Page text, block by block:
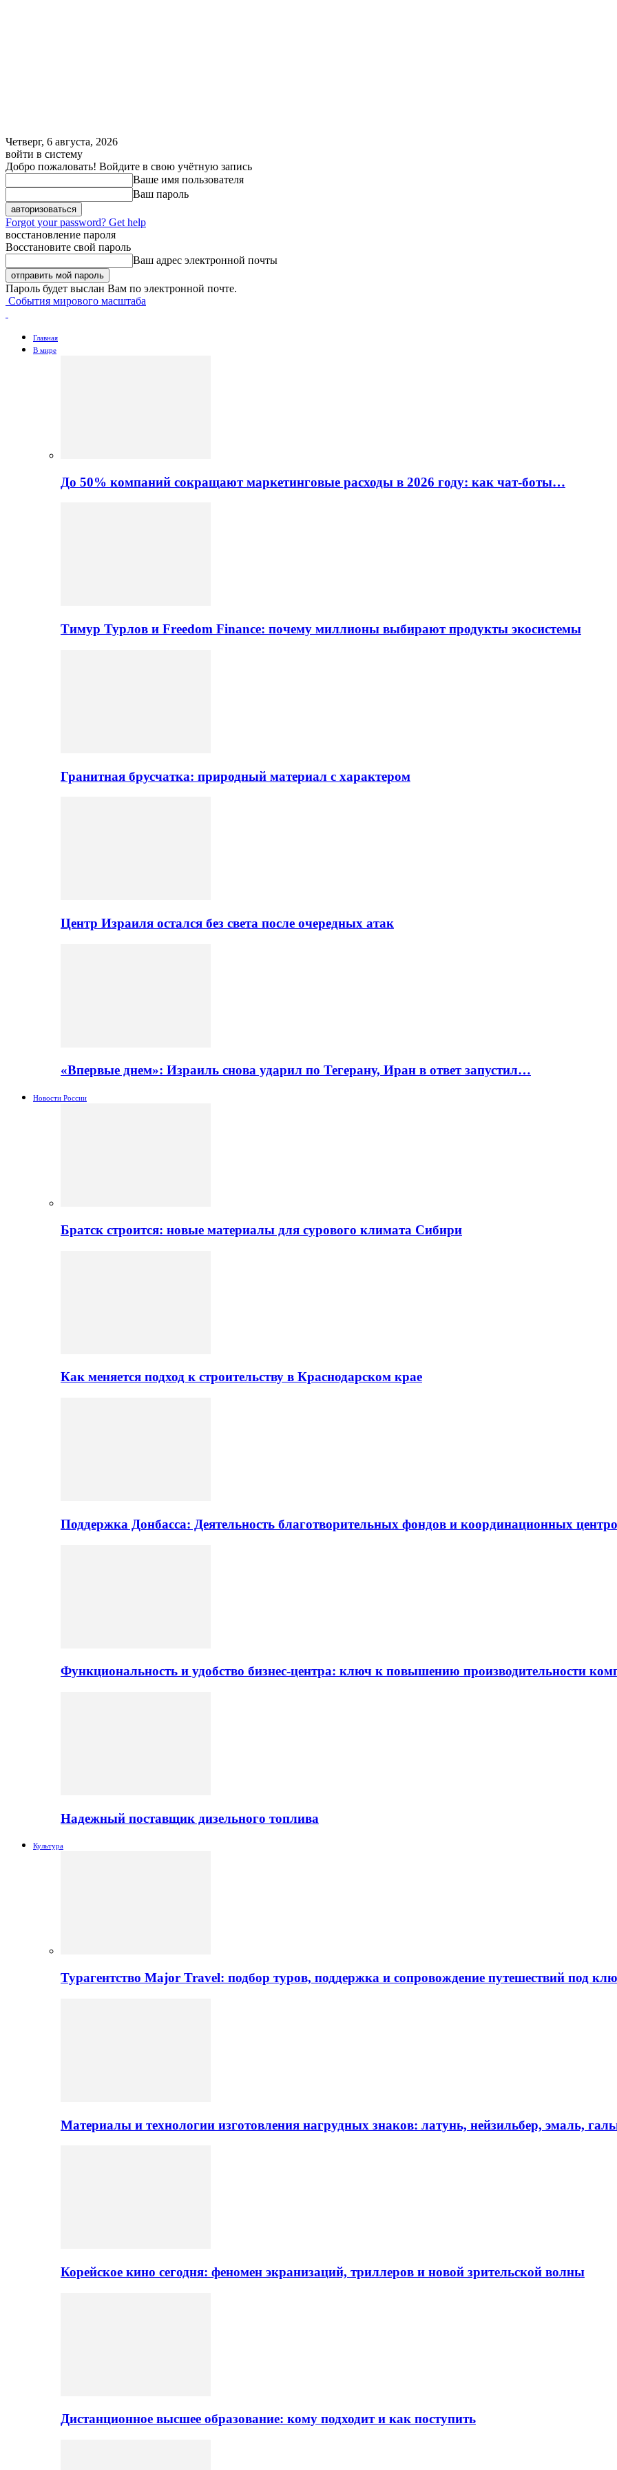
Четверг, 6 августа, 2026
войти в систему
Добро пожаловать! Войдите в свою учётную запись
Ваше имя пользователя
Ваш пароль
Forgot your password? Get help
восстановление пароля
Восстановите свой пароль
Ваш адрес электронной почты
Пароль будет выслан Вам по электронной почте.
События мирового масштаба
Главная
В мире
До 50% компаний сокращают маркетинговые расходы в 2026 году: как чат-боты…
Тимур Турлов и Freedom Finance: почему миллионы выбирают продукты экосистемы
Гранитная брусчатка: природный материал с характером
Центр Израиля остался без света после очередных атак
«Впервые днем»: Израиль снова ударил по Тегерану, Иран в ответ запустил…
Новости России
Братск строится: новые материалы для сурового климата Сибири
Как меняется подход к строительству в Краснодарском крае
Поддержка Донбасса: Деятельность благотворительных фондов и координационных
Функциональность и удобство бизнес-центра: ключ к повышению производительности
Надежный поставщик дизельного топлива
Культура
Турагентство Major Travel: подбор туров, поддержка и сопровождение путешествий под
Материалы и технологии изготовления нагрудных знаков: латунь, нейзильбер, эмаль,
Корейское кино сегодня: феномен экранизаций, триллеров и новой зрительской волны
Дистанционное высшее образование: кому подходит и как поступить